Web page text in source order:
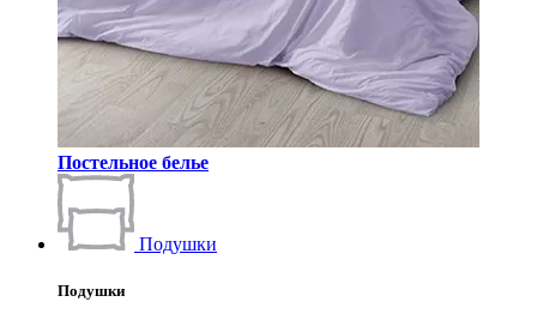
Постельное белье
Подушки
Подушки